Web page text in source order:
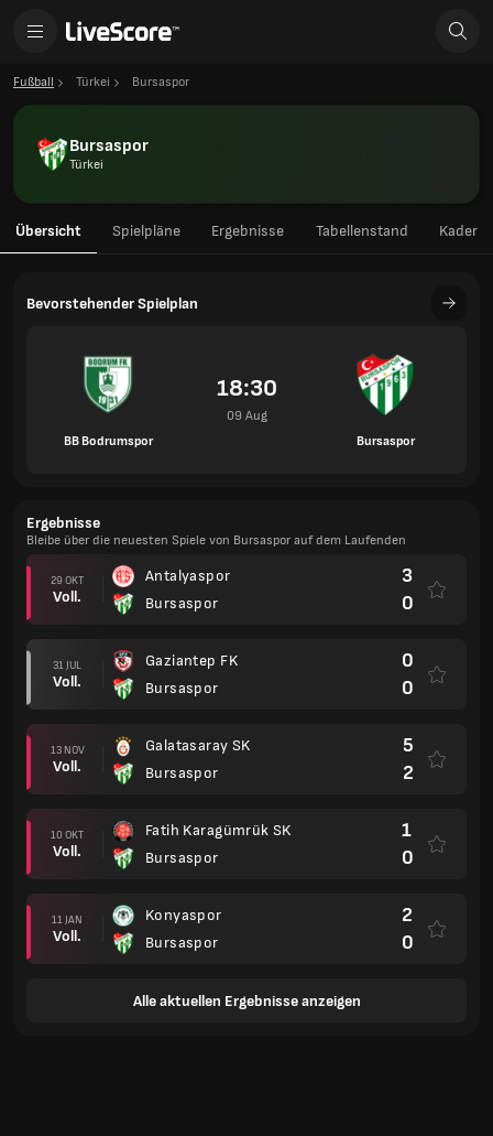
Fußball Türkei Bursaspor
Bursaspor
Türkei
Übersicht Spielpläne Ergebnisse Tabellenstand Kader
Bevorstehender Spielplan
BB Bodrumspor
18:30
09 Aug
Bursaspor
Ergebnisse
Bleibe über die neuesten Spiele von Bursaspor auf dem Laufenden
29 OKT
Voll.
Antalyaspor
Bursaspor
3
0
31 JUL
Voll.
Gaziantep FK
Bursaspor
0
0
13 NOV
Voll.
Galatasaray SK
Bursaspor
5
2
10 OKT
Voll.
Fatih Karagümrük SK
Bursaspor
1
0
11 JAN
Voll.
Konyaspor
Bursaspor
2
0
Alle aktuellen Ergebnisse anzeigen